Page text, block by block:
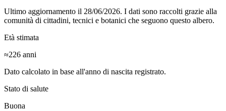
Ultimo aggiornamento il 28/06/2026. I dati sono raccolti grazie alla
comunità di cittadini, tecnici e botanici che seguono questo albero.
Età stimata
≈226 anni
Dato calcolato in base all'anno di nascita registrato.
Stato di salute
Buona